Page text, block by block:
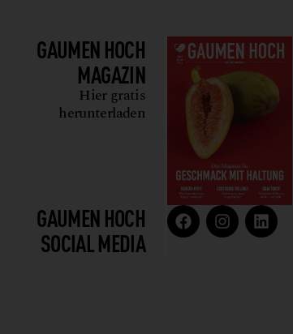
GAUMEN HOCH
MAGAZIN
Hier gratis
herunterladen
GAUMEN HOCH
SOCIAL MEDIA